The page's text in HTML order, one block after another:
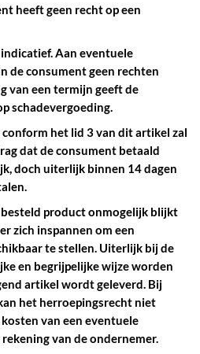
heeft geen recht op een
Aan eventuele
de consument geen rechten
van een termijn geeft de
schadevergoeding.
het lid 3 van dit artikel zal
dat de consument betaald
doch uiterlijk binnen 14 dagen
product onmogelijk blijkt
zich inspannen om een
te stellen. Uiterlijk bij de
en begrijpelijke wijze worden
artikel wordt geleverd. Bij
het herroepingsrecht niet
van een eventuele
van de ondernemer.